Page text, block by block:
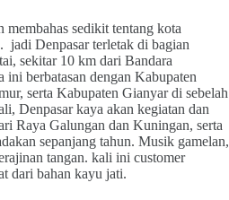
sedikit tentang kota
Denpasar terletak di bagian
sekitar 10 km dari Bandara
berbatasan dengan Kabupaten
serta Kabupaten Gianyar di sebelah
Denpasar kaya akan kegiatan dan
Raya Galungan dan Kuningan, serta
sepanjang tahun. Musik gamelan,
tangan. kali ini customer
dari bahan kayu jati.